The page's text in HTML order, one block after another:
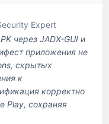
Expert
через JADX-GUI и
приложения не
скрытых
к
корректно
Play, сохраняя